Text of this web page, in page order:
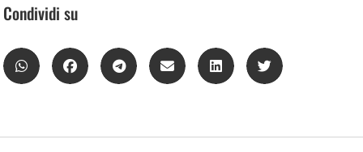
Condividi su